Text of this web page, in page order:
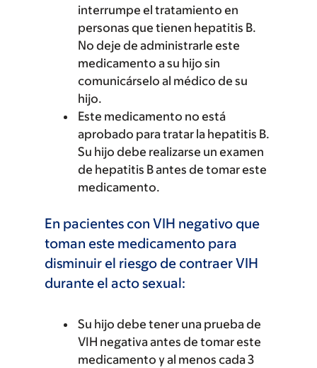
interrumpe el tratamiento en
personas que tienen hepatitis B.
No deje de administrarle este
medicamento a su hijo sin
comunicárselo al médico de su
hijo.
Este medicamento no está
aprobado para tratar la hepatitis B.
Su hijo debe realizarse un examen
de hepatitis B antes de tomar este
medicamento.
En pacientes con VIH negativo que
toman este medicamento para
disminuir el riesgo de contraer VIH
durante el acto sexual:
Su hijo debe tener una prueba de
VIH negativa antes de tomar este
medicamento y al menos cada 3